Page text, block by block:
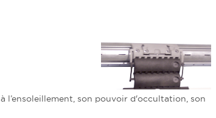
l’ensoleillement, son pouvoir d'occultation, son